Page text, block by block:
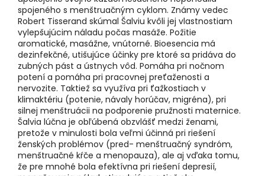
spojeného s menštruačným cyklom. Známy vedec
Robert Tisserand skúmal Šalviu kvôli jej vlastnostiam
vylepšujúcim náladu počas masáže. Požitie
aromatické, masážne, vnútorné. Bioesencia má
dezinfekčné, utišujúce účinky pre ktoré sa pridáva do
zubných pást a ústnych vôd. Pomáha pri nočnom
potení a pomáha pri pracovnej preťaženosti a
nervozite. Taktiež sa využíva pri ťažkostiach v
klimaktériu (potenie, návaly horúčav, migréna), pri
silnej menštruácii na podporenie pružnosti maternice.
Šalvia lúčna je obľúbená obzvlášť medzi ženami,
pretože v minulosti bola veľmi účinná pri riešení
ženských problémov (pred- menštruačný syndróm,
menštruačné kŕče a menopauza), ale aj vďaka tomu,
že pre mnohé bola efektívna pri riešení depresií,